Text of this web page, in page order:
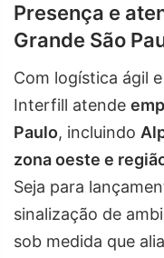
Presença e
Grande São
Com logística ágil
Interfill atende
Paulo, incluindo
zona oeste e
Seja para
sinalização de
sob medida que